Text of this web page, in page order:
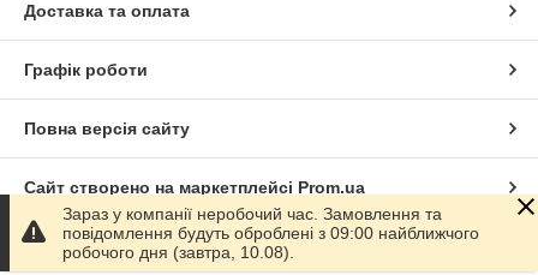
Доставка та оплата
Графік роботи
Повна версія сайту
Сайт створено на маркетплейсі Prom.ua
Політика конфіденційності
Зараз у компанії неробочий час. Замовлення та
повідомлення будуть оброблені з 09:00 найближчого
робочого дня (завтра, 10.08).